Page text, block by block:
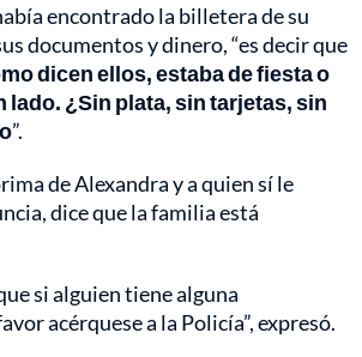
encontrado la billetera de su
documentos y dinero, “es decir que
dicen ellos, estaba de fiesta o
lado. ¿Sin plata, sin tarjetas, sin
”.
de Alexandra y a quien sí le
dice que la familia está
si alguien tiene alguna
acérquese a la Policía”, expresó.